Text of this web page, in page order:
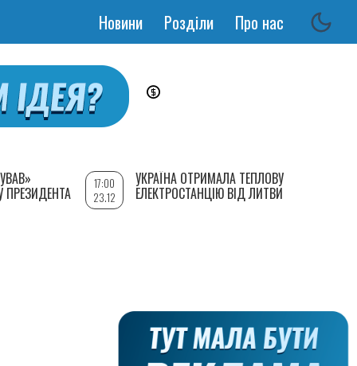
Основная
Новини Розділи Про нас
ПРЕЗИДЕНТА
17:00
23.12
УКРАЇНА ОТРИМАЛА ТЕПЛОВУ
ЕЛЕКТРОСТАНЦІЮ ВІД ЛИТВИ